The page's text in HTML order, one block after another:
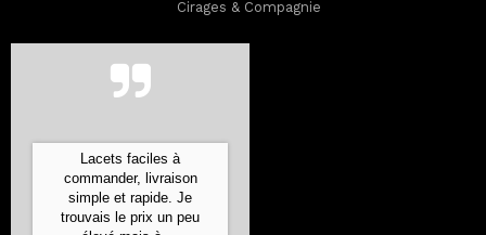
Cirages & Compagnie
Commande expédiée ultra
rapidement, bien emballée
et les produits sont
conformes à leur